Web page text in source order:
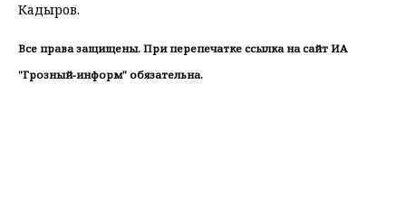
Кадыров.
Все права защищены. При перепечатке ссылка на сайт ИА
"Грозный-информ" обязательна.